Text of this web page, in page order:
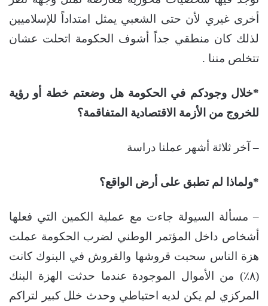
أخرى غيري لأن حتى الشعبي يمثل امتداداً للإسلاميين
لذلك كان منطقي جداً أشوف الحكومة اتحلت عشان
تتخلص مننا .
*خلال وجودكم في الحكومة هل وضعتم خطة أو رؤية
للخروج من الأزمة الاقتصادية المتفاقمة؟
– آخر ثلاثة أشهر عملنا دراسة
*ولماذا لم تطبق على أرض الواقع؟
– مسألة السيولة جاءت مع عملية الكمين التي فعلها
أشخاص داخل المؤتمر الوطني لضرب الحكومة عملت
هزة الناس سحبت قروشها والقروش في البنوك كانت
(٨٪؜) من الأموال الموجودة عندما حدثت الهزة البنك
المركزي لم يكن لديه احتياطي وحدث خلل كبير لتراكم